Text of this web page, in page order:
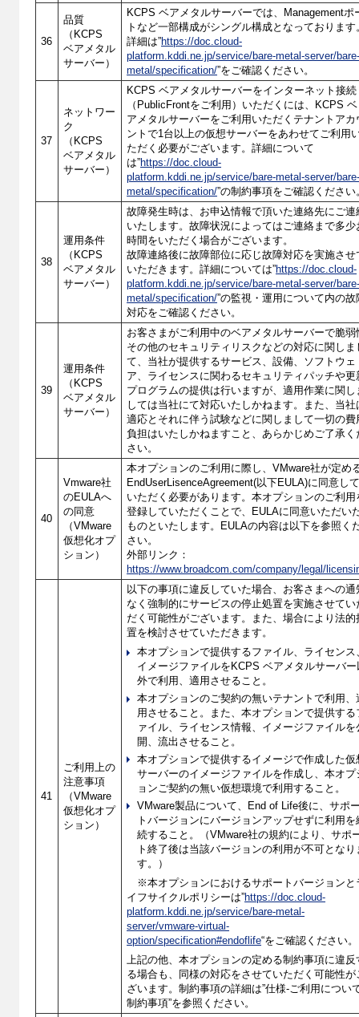
36
品質
（KCPS
ベアメタル
サーバー）
KCPS ベアメタルサーバーでは、Managementポ
トなど一部構成がシングル構成となっております
詳細は”https://doc.cloud-
platform.kddi.ne.jp/service/bare-metal-server/
metal/specification/”をご確認ください。
37
ネットワー
ク
（KCPS
ベアメタル
サーバー）
KCPS ベアメタルサーバーをインターネット接続
（PublicFrontをご利用）いただくには、KCPS ベ
アメタルサーバーをご利用いただくテナントアカ
ントで1台以上の仮想サーバーをあわせてご利用
ただく必要がございます。詳細について
は”https://doc.cloud-
platform.kddi.ne.jp/service/bare-metal-server/
metal/specification/”の制約事項をご確認ください
38
運用条件
（KCPS
ベアメタル
サーバー）
故障発生時は、お申込情報で頂いた連絡先にご連
いたします。故障状況によってはご連絡まで多少
時間をいただく場合がございます。
故障連絡後に故障部位に応じ故障対応を実施させ
いただきます。詳細については”https://doc.cloud-
platform.kddi.ne.jp/service/bare-metal-server/
metal/specification/”の監視・運用について内の故
対応をご確認ください。
39
運用条件
（KCPS
ベアメタル
サーバー）
お客さまがご利用中のベアメタルサーバーで脆弱
その他のセキュリティリスクなどの対応に関しま
て、当社が提供するサービス、設備、ソフトウェ
ア、ライセンスに関わるセキュリティパッチや更
プログラムの提供は行いますが、適用作業に関し
しては当社にて対応いたしかねます。また、当社
適応とそれに伴う試験などに関しまして一切の費
負担はいたしかねますこと、あらかじめご了承く
さい。
40
Vmware社
のEULAへ
の同意
（VMware
仮想化オプ
ション）
本オプションのご利用に際し、VMware社が定め
EndUserLisenceAgreement(以下EULA)に同意し
いただく必要があります。本オプションのご利用
登録していただくことで、EULAに同意いただい
ものといたします。EULAの内容は以下を参照く
さい。
外部リンク：
https://www.broadcom.com/company/legal/
41
ご利用上の
注意事項
（VMware
仮想化オプ
ション）
以下の事項に違反していた場合、お客さまへの通
なく強制的にサービスの停止処置を実施させてい
だく可能性がございます。また、場合により法的
置を検討させていただきます。
本オプションで提供するファイル、ライセンス
イメージファイルをKCPS ベアメタルサーバー
外で利用、適用させること。
本オプションのご契約の無いテナントで利用、
用させること。また、本オプションで提供する
ァイル、ライセンス情報、イメージファイルを
開、流出させること。
本オプションで提供するイメージで作成した仮
サーバーのイメージファイルを作成し、本オプ
ョンご契約の無い仮想環境で利用すること。
VMware製品について、End of Life後に、サポ
トバージョンにバージョンアップせずに利用を
続すること。（VMware社の規約により、サポ
ト終了後は当該バージョンの利用が不可となり
す。）
※本オプションにおけるサポートバージョンと
イフサイクルポリシーは”https://doc.cloud-
platform.kddi.ne.jp/service/bare-metal-
server/vmware-virtual-
option/specification#endoflife“をご確認ください。
上記の他、本オプションの定める制約事項に違反
る場合も、同様の対応をさせていただく可能性が
ざいます。制約事項の詳細は”仕様-ご利用につい
制約事項”を参照ください。